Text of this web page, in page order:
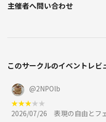
主催者へ問い合わせ
このサークルのイベントレビ
@2NPOlb
★★★★★
2026/07/26
表現の自由とフェミニズムは